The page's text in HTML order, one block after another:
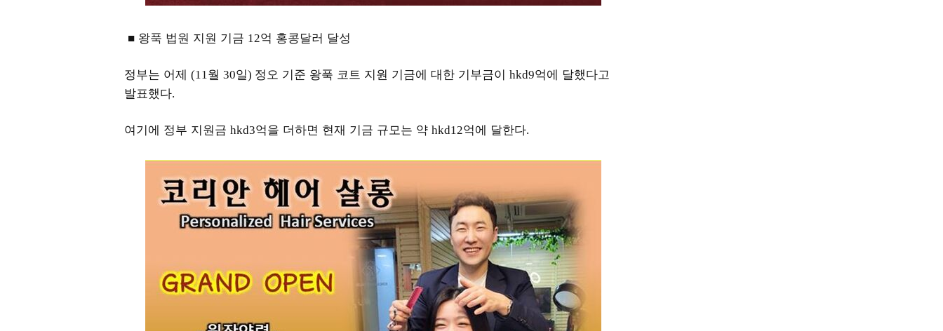
■ 왕푹 법원 지원 기금 12억 홍콩달러 달성
정부는 어제 (11 월 30일) 정오 기준 왕푹 코트 지원 기금에 대한 기부금이 hkd9억에 달했다고
발표했다.
여기에 정부 지원금 hkd3억을 더하면 현재 기금 규모는 약 hkd12억에 달한다.